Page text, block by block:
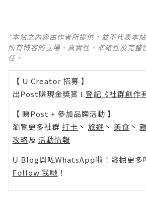
*本站之內容由作者所提供，並不代表本
所有博客的立場、真實性、準確性及完整
任。
【 U Creator 招募 】
出Post賺現金獎賞 l 登記《社群創作
【 睇Post + 參加品牌活動 】
瀏覽更多社群 打卡 丶 旅遊 丶 美食 丶
攻略及 活動情報
U Blog開咗WhatsApp啦！發掘更多
Follow 我哋 ！